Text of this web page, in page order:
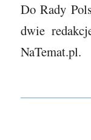
Do Rady
dwie
NaTemat.pl.